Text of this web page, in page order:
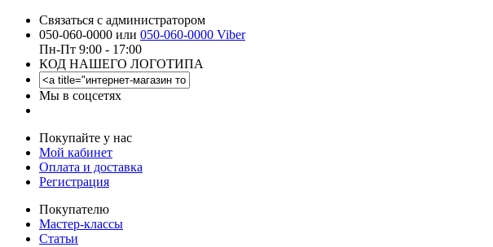
Связаться с администратором
050-060-0000 или 050-060-0000 Viber
Пн-Пт 9:00 - 17:00
КОД НАШЕГО ЛОГОТИПА
Мы в соцсетях
Покупайте у нас
Мой кабинет
Оплата и доставка
Регистрация
Покупателю
Мастер-классы
Статьи